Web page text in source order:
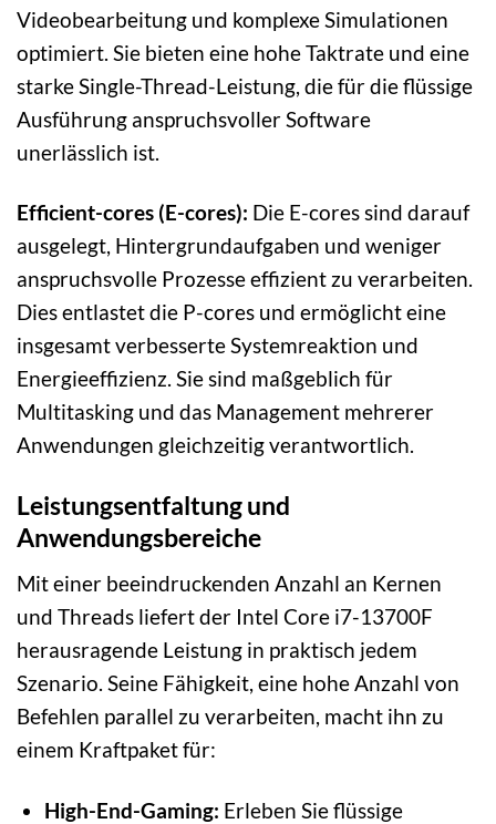
Videobearbeitung und komplexe Simulationen
optimiert. Sie bieten eine hohe Taktrate und eine
starke Single-Thread-Leistung, die für die flüssige
Ausführung anspruchsvoller Software
unerlässlich ist.
Efficient-cores (E-cores): Die E-cores sind darauf
ausgelegt, Hintergrundaufgaben und weniger
anspruchsvolle Prozesse effizient zu verarbeiten.
Dies entlastet die P-cores und ermöglicht eine
insgesamt verbesserte Systemreaktion und
Energieeffizienz. Sie sind maßgeblich für
Multitasking und das Management mehrerer
Anwendungen gleichzeitig verantwortlich.
Leistungsentfaltung und
Anwendungsbereiche
Mit einer beeindruckenden Anzahl an Kernen
und Threads liefert der Intel Core i7-13700F
herausragende Leistung in praktisch jedem
Szenario. Seine Fähigkeit, eine hohe Anzahl von
Befehlen parallel zu verarbeiten, macht ihn zu
einem Kraftpaket für:
High-End-Gaming: Erleben Sie flüssige